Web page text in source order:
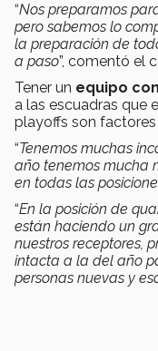
“Nos preparamos
pero sabemos lo
la preparación de
a paso”, comentó el
Tener un equipo
a las escuadras que
playoffs son
“Tenemos muchas
año tenemos mucha
en todas las
“En la posición de
están haciendo un
nuestros receptores,
intacta a la del año
personas nuevas y